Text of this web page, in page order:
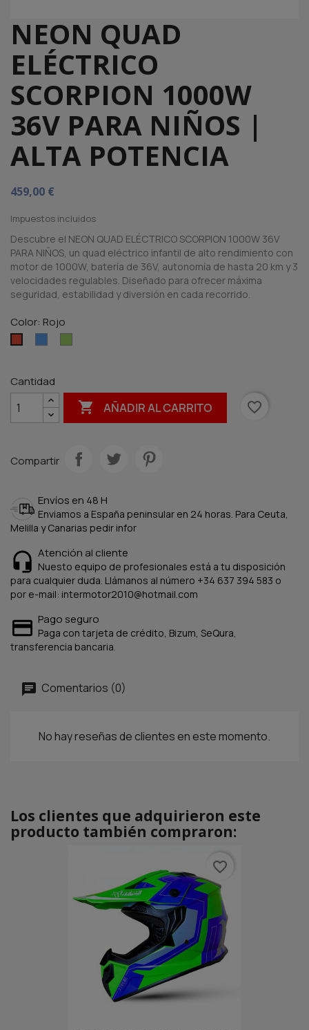
NEON QUAD
ELÉCTRICO
SCORPION 1000W
36V PARA NIÑOS |
ALTA POTENCIA
459,00 €
Impuestos incluidos
Descubre el NEON QUAD ELÉCTRICO SCORPION 1000W 36V
PARA NIÑOS, un quad eléctrico infantil de alto rendimiento con
motor de 1000W, batería de 36V, autonomía de hasta 20 km y 3
velocidades regulables. Diseñado para ofrecer máxima
seguridad, estabilidad y diversión en cada recorrido.
Color: Rojo
Cantidad
 AÑADIR AL CARRITO favorite_border
Compartir
Envíos en 48 H
Enviamos a España peninsular en 24 horas. Para Ceuta,
Melilla y Canarias pedir infor
Atención al cliente
Nuesto equipo de profesionales está a tu disposición
para cualquier duda. Llámanos al número +34 637 394 583 o
por e-mail: intermotor2010@hotmail.com
Pago seguro
Paga con tarjeta de crédito, Bizum, SeQura,
transferencia bancaria.
Comentarios (0)
No hay reseñas de clientes en este momento.
Los clientes que adquirieron este
producto también compraron:
favorite_border